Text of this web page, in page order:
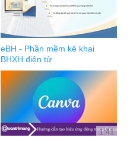
eBH - Phần mềm kê khai
BHXH điện tử
1:41